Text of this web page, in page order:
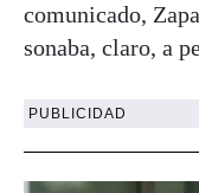
comunicado,
sonaba, claro, a
PUBLICIDAD